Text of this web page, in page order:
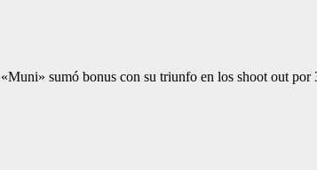
sumó bonus con su triunfo en los shoot out